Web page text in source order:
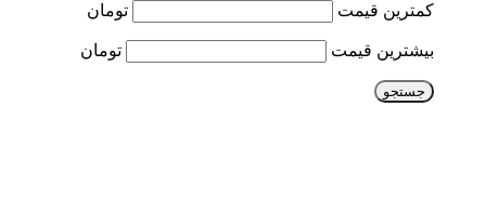
کمترین قیمت
تومان
بیشترین قیمت تومان
جستجو